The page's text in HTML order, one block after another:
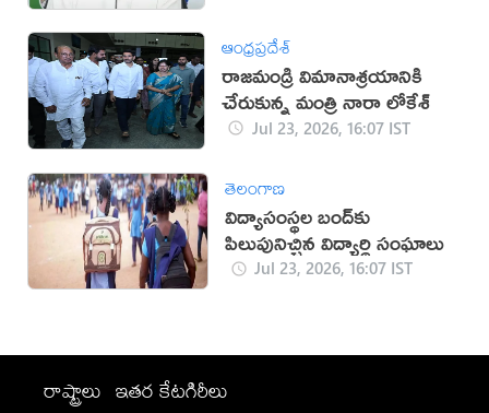
ఆంధ్రప్రదేశ్
రాజమండ్రి విమానాశ్రయానికి
చేరుకున్న మంత్రి నారా లోకేశ్
Jul 23, 2026, 16:07 IST
తెలంగాణ
విద్యాసంస్థల బంద్‌కు
పిలుపునిచ్చిన విద్యార్థి సంఘాలు
Jul 23, 2026, 16:07 IST
రాష్ట్రాలు ఇతర కేటగిరీలు